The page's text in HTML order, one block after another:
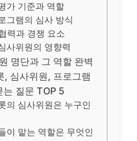
가 기준과 역할
그램의 심사 방식
력과 경쟁 요소
사위원의 영향력
명단과 그 역할 완벽
, 심사위원, 프로그램
는 질문 TOP 5
의 심사위원은 누구인
이 맡는 역할은 무엇인